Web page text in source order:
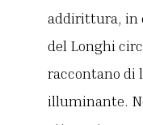
addirittura, in
del Longhi
raccontano di
illuminante.